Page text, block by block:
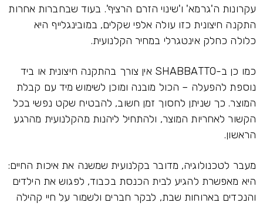
עקרונות ה'גרמא' ו'שינוי הזרם הרציף'. בעוד שבחברות אחרות
התקנה חיצונית כזו עולה אלפי שקלים, במובינגלייף היא
כלולה כחלק אינטגרלי במחיר הקלנועית.
כמו כן ב-SHABBATTO אין צורך בהתקנה חיצונית או ביד
נוספת להפעלה – הכול מובנה ומוכן לשימוש מיד עם קבלת
המוצר. כך שניתן לחסוך זמן חשוב, להבטיח שקט נפשי בכל
הקשור לאחריות המוצר, ולהתחיל ליהנות מהקלנועית מהרגע
הראשון.
מעבר לטכנולוגיה, מדובר בקלנועית שמשנה את איכות החיים:
היא מאפשרת להגיע לבית הכנסת בכבוד, לפגוש את הילדים
והנכדים בארוחות שבת, לבקר חברים ולשמור על חיי קהילה